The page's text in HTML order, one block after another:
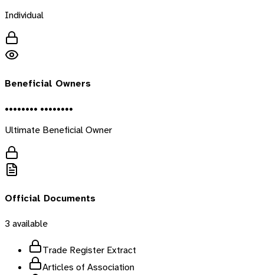
Individual
Beneficial Owners
•••••••• ••••••••
Ultimate Beneficial Owner
Official Documents
3 available
Trade Register Extract
Articles of Association